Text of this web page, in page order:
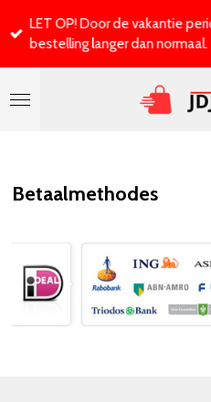
direct
hoofdinhoud
LET OP! Door de vakantie
bestelling langer dan normaal.
Betaalmethodes